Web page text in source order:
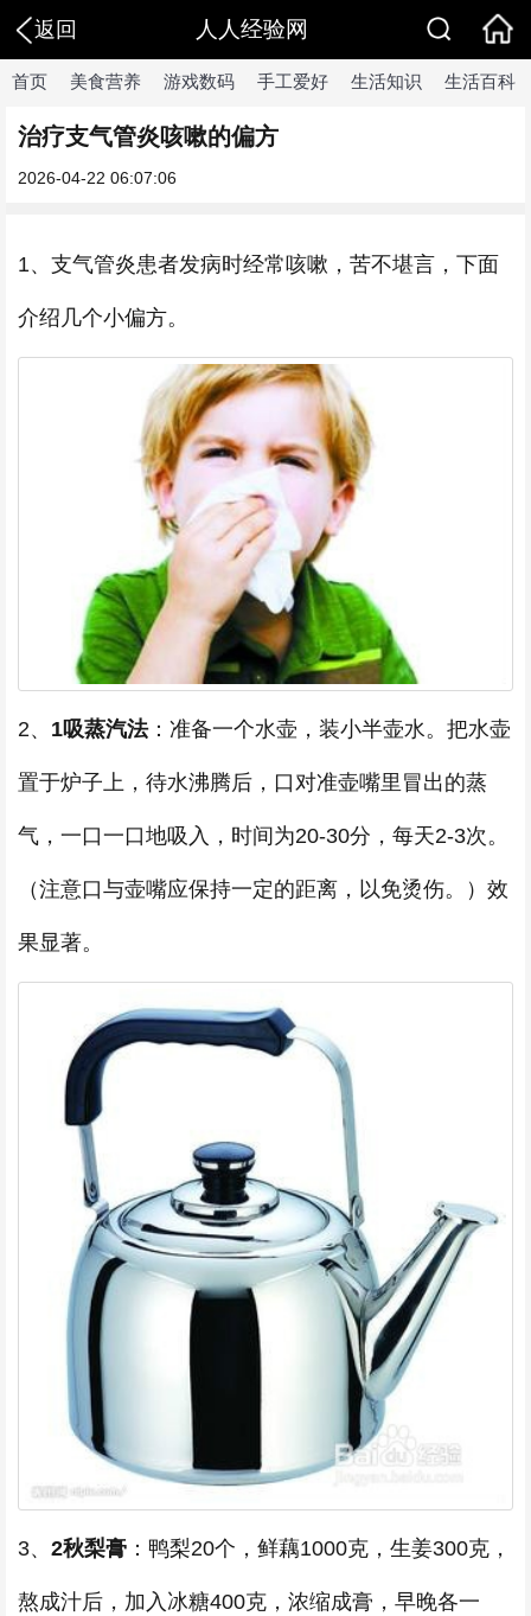
返回 人人经验网
首页 美食营养 游戏数码 手工爱好 生活知识 生活百科
治疗支气管炎咳嗽的偏方
2026-04-22 06:07:06
1、支气管炎患者发病时经常咳嗽，苦不堪言，下面
介绍几个小偏方。
2、 1吸蒸汽法：准备一个水壶，装小半壶水。把水壶
置于炉子上，待水沸腾后，口对准壶嘴里冒出的蒸
气，一口一口地吸入，时间为20-30分，每天2-3次。
（注意口与壶嘴应保持一定的距离，以免烫伤。）效
果显著。
3、 2秋梨膏 ：鸭梨20个，鲜藕1000克，生姜300克，
熬成汁后，加入冰糖400克，浓缩成膏，早晚各一